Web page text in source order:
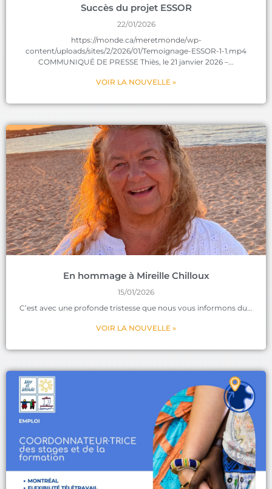
Succès du projet ESSOR
22/01/2026
https://monde.ca/meretmonde/wp-
content/uploads/sites/2/2026/01/Temoignage-ESSOR-1-1.mp4
COMMUNIQUÉ DE PRESSE Thiès, le 21 janvier 2026 –
VOIR LA NOUVELLE »
En hommage à Mireille Chilloux
15/01/2026
C’est avec une profonde tristesse que nous vous informons du
VOIR LA NOUVELLE »